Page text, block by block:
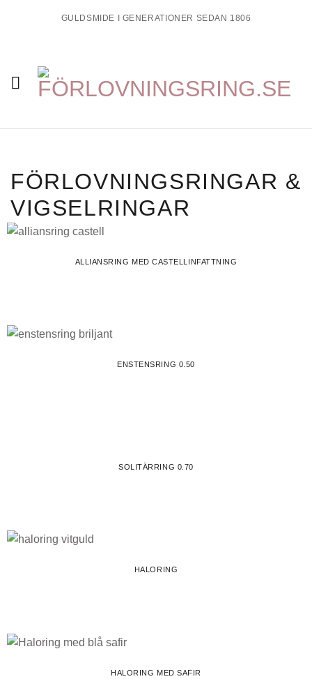
GULDSMIDE I GENERATIONER SEDAN 1806
FÖRLOVNINGSRINGAR &
VIGSELRINGAR
ALLIANSRING MED CASTELLINFATTNING
ENSTENSRING 0.50
SOLITÄRRING 0.70
HALORING
HALORING MED SAFIR